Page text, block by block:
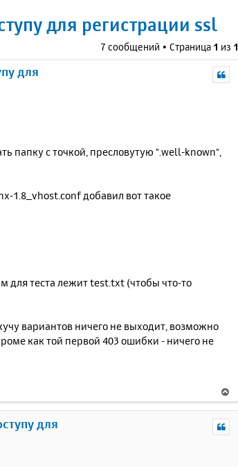
для регистрации ssl
7 сообщений • Страница 1 из 1
для
папку с точкой, пресловутую ".well-known",
1.8_vhost.conf добавил вот такое
для теста лежит test.txt (чтобы что-то
вариантов ничего не выходит, возможно
как той первой 403 ошибки - ничего не
е
для